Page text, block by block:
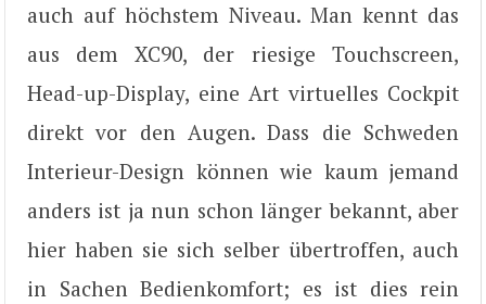
auch auf höchstem Niveau. Man kennt das
aus dem XC90, der riesige Touchscreen,
Head-up-Display, eine Art virtuelles Cockpit
direkt vor den Augen. Dass die Schweden
Interieur-Design können wie kaum jemand
anders ist ja nun schon länger bekannt, aber
hier haben sie sich selber übertroffen, auch
in Sachen Bedienkomfort; es ist dies rein